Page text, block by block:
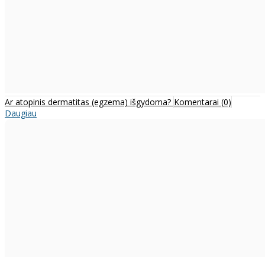
Ar atopinis dermatitas (egzema) išgydoma? Komentarai (0)
Daugiau